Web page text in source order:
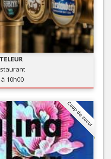
10h00
Coup de coeur